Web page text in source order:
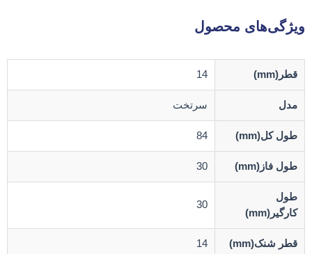
ویژگی‌های محصول
قطر(mm) 14
مدل سرتخت
طول کل(mm) 84
طول فاز(mm) 30
طول
کارگیر(mm)
30
قطر شنک(mm) 14